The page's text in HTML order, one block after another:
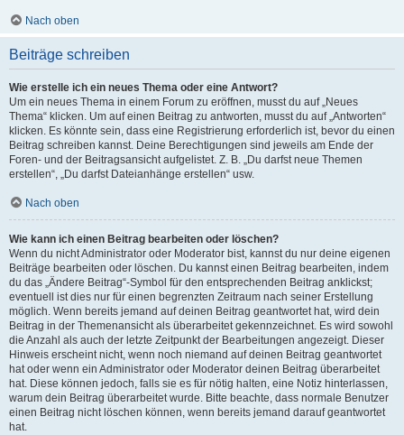
Nach oben
Beiträge schreiben
Wie erstelle ich ein neues Thema oder eine Antwort?
Um ein neues Thema in einem Forum zu eröffnen, musst du auf „Neues
Thema“ klicken. Um auf einen Beitrag zu antworten, musst du auf „Antworten“
klicken. Es könnte sein, dass eine Registrierung erforderlich ist, bevor du einen
Beitrag schreiben kannst. Deine Berechtigungen sind jeweils am Ende der
Foren- und der Beitragsansicht aufgelistet. Z. B. „Du darfst neue Themen
erstellen“, „Du darfst Dateianhänge erstellen“ usw.
Nach oben
Wie kann ich einen Beitrag bearbeiten oder löschen?
Wenn du nicht Administrator oder Moderator bist, kannst du nur deine eigenen
Beiträge bearbeiten oder löschen. Du kannst einen Beitrag bearbeiten, indem
du das „Ändere Beitrag“-Symbol für den entsprechenden Beitrag anklickst;
eventuell ist dies nur für einen begrenzten Zeitraum nach seiner Erstellung
möglich. Wenn bereits jemand auf deinen Beitrag geantwortet hat, wird dein
Beitrag in der Themenansicht als überarbeitet gekennzeichnet. Es wird sowohl
die Anzahl als auch der letzte Zeitpunkt der Bearbeitungen angezeigt. Dieser
Hinweis erscheint nicht, wenn noch niemand auf deinen Beitrag geantwortet
hat oder wenn ein Administrator oder Moderator deinen Beitrag überarbeitet
hat. Diese können jedoch, falls sie es für nötig halten, eine Notiz hinterlassen,
warum dein Beitrag überarbeitet wurde. Bitte beachte, dass normale Benutzer
einen Beitrag nicht löschen können, wenn bereits jemand darauf geantwortet
hat.